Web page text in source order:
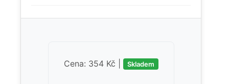
Cena: 354 Kč | Skladem